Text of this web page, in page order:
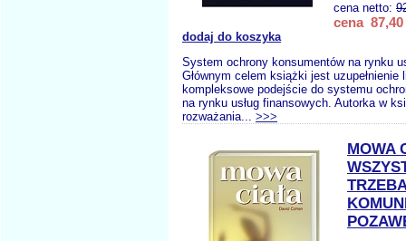
cena netto:
cena 87,40
dodaj do koszyka
System ochrony konsumentów na rynku
Głównym celem książki jest uzupełnienie
kompleksowe podejście do systemu
na rynku usług finansowych. Autorka w
rozważania... >>>
MOWA